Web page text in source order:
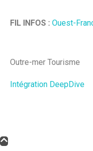
FIL INFOS : Ouest-
Outre-mer Tourisme
Intégration DeepDive